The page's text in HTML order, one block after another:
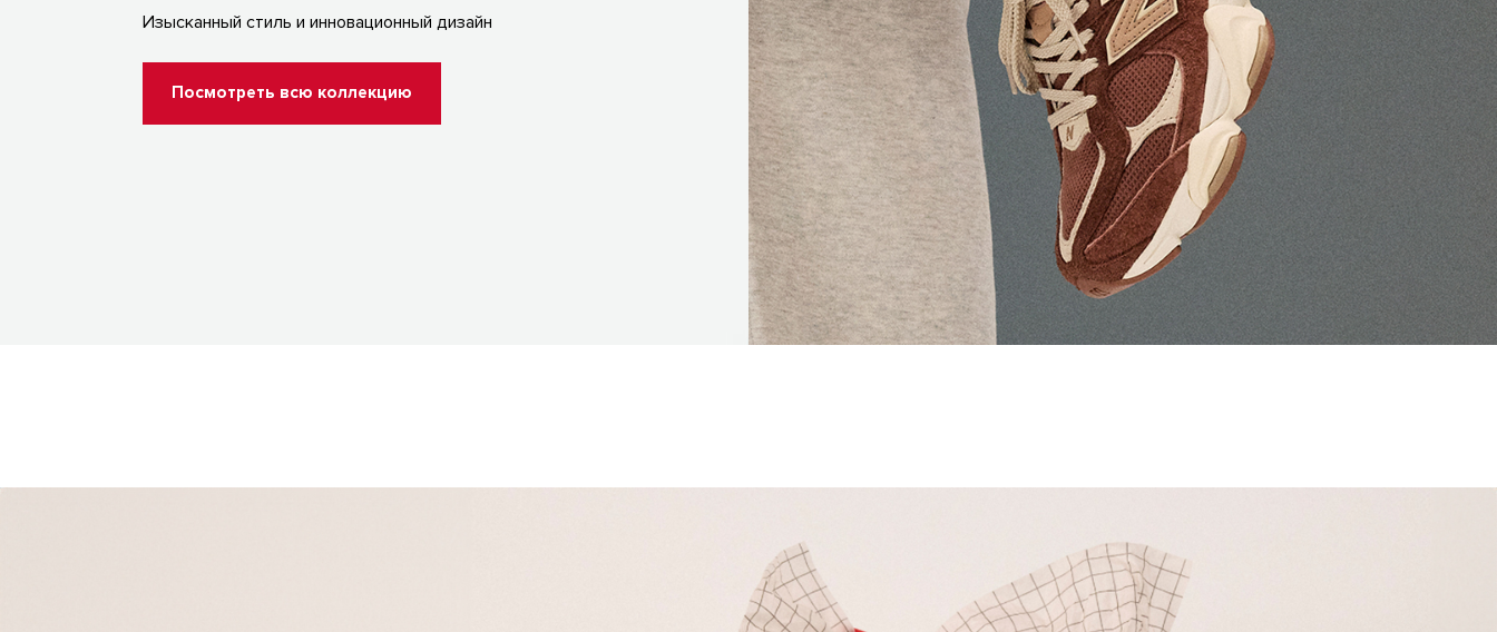
Изысканный стиль и инновационный дизайн
Посмотреть всю коллекцию